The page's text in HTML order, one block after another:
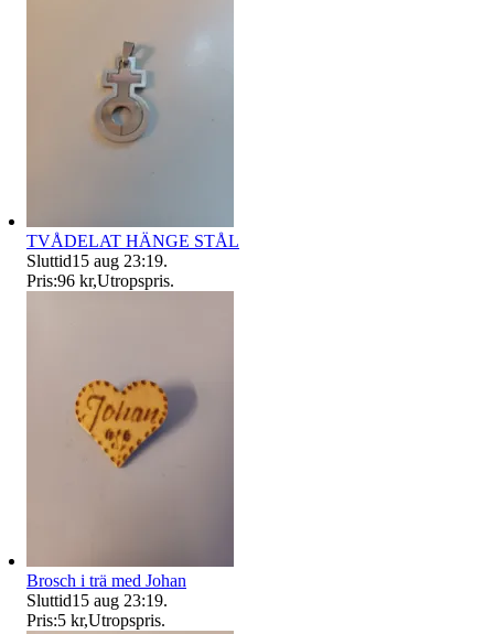
TVÅDELAT HÄNGE STÅL
Sluttid15 aug 23:19.
Pris:96 kr,Utropspris.
Brosch i trä med Johan
Sluttid15 aug 23:19.
Pris:5 kr,Utropspris.